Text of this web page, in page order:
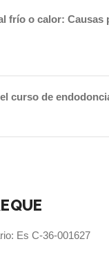
frío o calor: Causas
curso de
Es C-36-001627